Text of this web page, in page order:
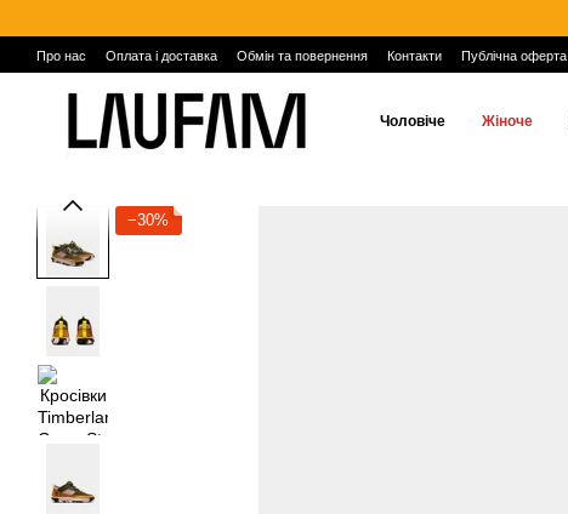
Про нас Оплата і доставка Обмін та повернення Контакти Публічна оферта
Чоловіче Жіноче
−30%